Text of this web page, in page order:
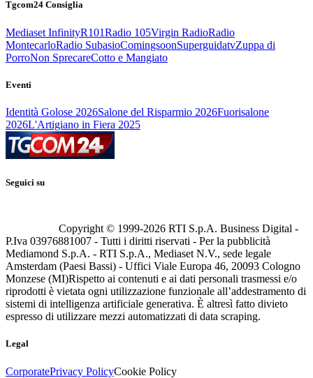
Tgcom24 Consiglia
Mediaset InfinityR101Radio 105Virgin RadioRadio
MontecarloRadio SubasioComingsoonSuperguidatvZuppa di
PorroNon SprecareCotto e Mangiato
Eventi
Identità Golose 2026Salone del Risparmio 2026Fuorisalone
2026L'Artigiano in Fiera 2025
Seguici su
Copyright © 1999-2026 RTI S.p.A. Business Digital -
P.Iva 03976881007 - Tutti i diritti riservati - Per la pubblicità
Mediamond S.p.A. - RTI S.p.A., Mediaset N.V., sede legale
Amsterdam (Paesi Bassi) - Uffici Viale Europa 46, 20093 Cologno
Monzese (MI)Rispetto ai contenuti e ai dati personali trasmessi e/o
riprodotti è vietata ogni utilizzazione funzionale all’addestramento di
sistemi di intelligenza artificiale generativa. È altresì fatto divieto
espresso di utilizzare mezzi automatizzati di data scraping.
Legal
CorporatePrivacy PolicyCookie Policy